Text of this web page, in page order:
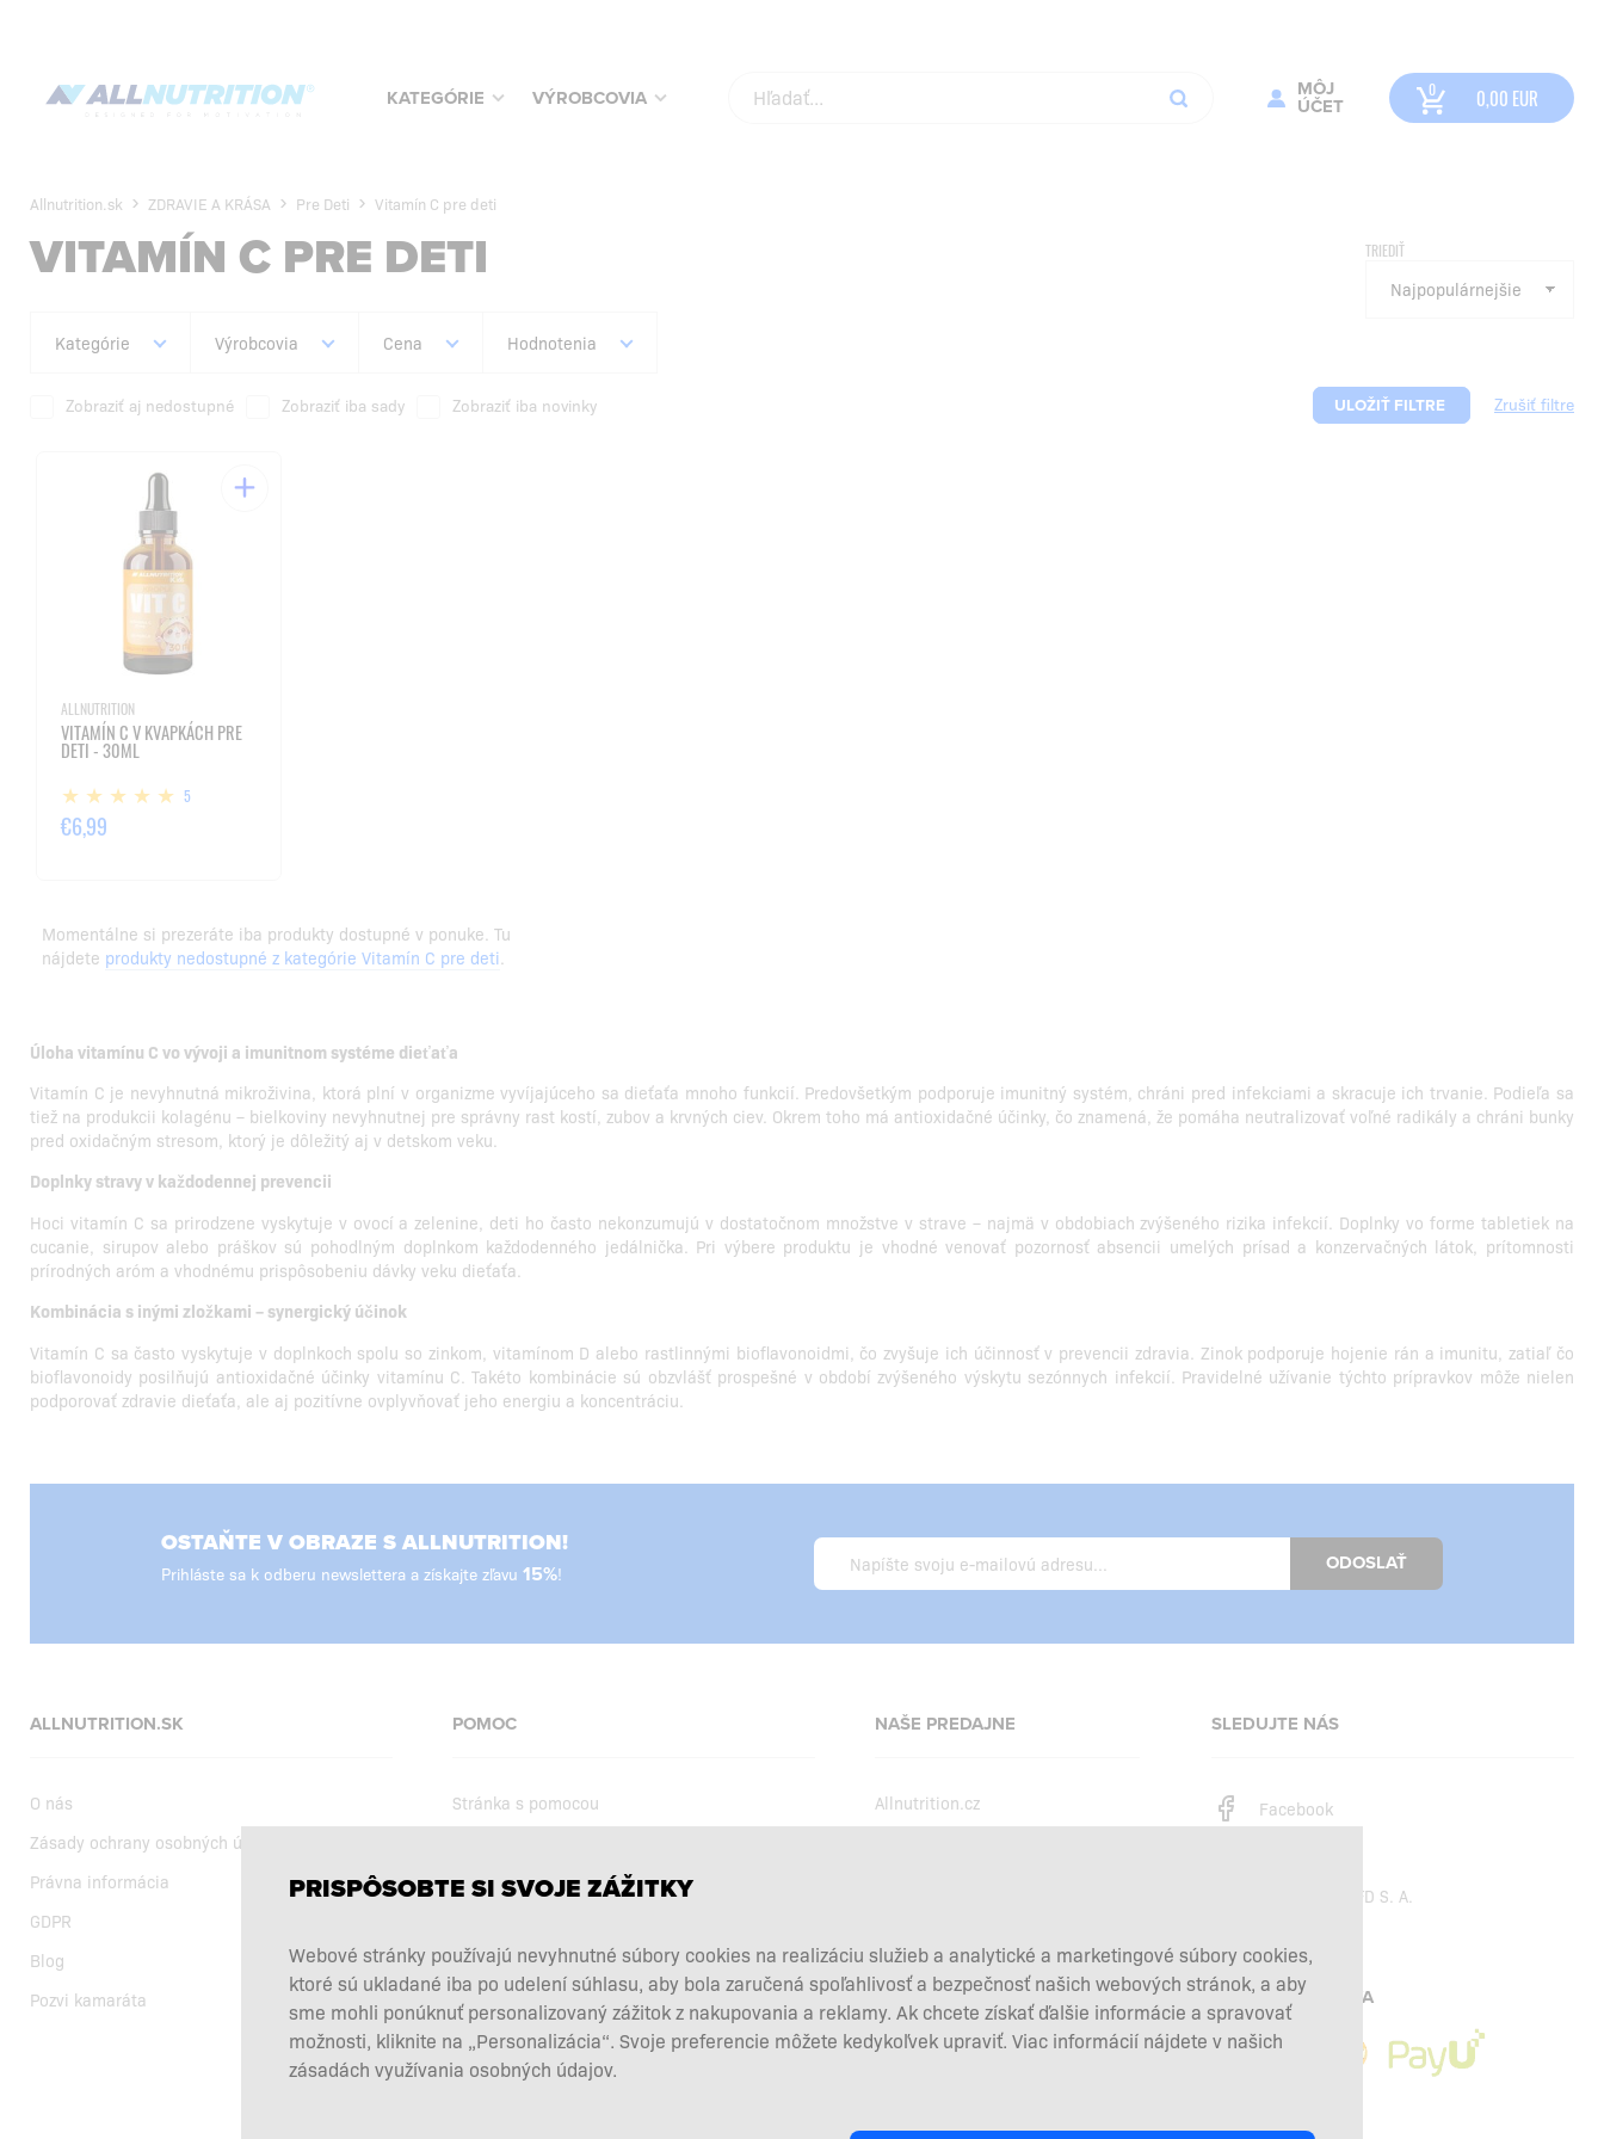
KATEGÓRIE VÝROBCOVIA
MÔJ
ÚČET
0,00 EUR
Allnutrition.sk ZDRAVIE A KRÁSA Pre Deti Vitamín C pre deti
VITAMÍN C PRE DETI TRIEDIŤ
Kategórie Výrobcovia Cena Hodnotenia
Zobraziť aj nedostupné Zobraziť iba sady Zobraziť iba novinky ULOŽIŤ FILTRE
ALLNUTRITION
VITAMÍN C V KVAPKÁCH PRE
DETI - 30ML
5
€6,99
Momentálne si prezeráte iba produkty dostupné v ponuke. Tu
nájdete produkty nedostupné z kategórie Vitamín C pre deti.
Úloha vitamínu C vo vývoji a imunitnom systéme dieťaťa
Vitamín C je nevyhnutná mikroživina, ktorá plní v organizme vyvíjajúceho sa dieťaťa mnoho funkcií. Predovšetkým podporuje imunitný systém, chráni pred infekciami a skracuje ich trvanie. Podieľa sa
tiež na produkcii kolagénu – bielkoviny nevyhnutnej pre správny rast kostí, zubov a krvných ciev. Okrem toho má antioxidačné účinky, čo znamená, že pomáha neutralizovať voľné radikály a chráni bunky
pred oxidačným stresom, ktorý je dôležitý aj v detskom veku.
Doplnky stravy v každodennej prevencii
Hoci vitamín C sa prirodzene vyskytuje v ovocí a zelenine, deti ho často nekonzumujú v dostatočnom množstve v strave – najmä v obdobiach zvýšeného rizika infekcií. Doplnky vo forme tabletiek na
cucanie, sirupov alebo práškov sú pohodlným doplnkom každodenného jedálnička. Pri výbere produktu je vhodné venovať pozornosť absencii umelých prísad a konzervačných látok, prítomnosti
prírodných aróm a vhodnému prispôsobeniu dávky veku dieťaťa.
Kombinácia s inými zložkami – synergický účinok
Vitamín C sa často vyskytuje v doplnkoch spolu so zinkom, vitamínom D alebo rastlinnými bioflavonoidmi, čo zvyšuje ich účinnosť v prevencii zdravia. Zinok podporuje hojenie rán a imunitu, zatiaľ čo
bioflavonoidy posilňujú antioxidačné účinky vitamínu C. Takéto kombinácie sú obzvlášť prospešné v období zvýšeného výskytu sezónnych infekcií. Pravidelné užívanie týchto prípravkov môže nielen
podporovať zdravie dieťaťa, ale aj pozitívne ovplyvňovať jeho energiu a koncentráciu.
OSTAŇTE V OBRAZE S ALLNUTRITION!
Prihláste sa k odberu newslettera a získajte zľavu 15%! ODOSLAŤ
ALLNUTRITION.SK
O nás
Zásady ochrany osobných údajov
Právna informácia
GDPR
Blog
Pozvi kamaráta
POMOC
Stránka s pomocou
Nákupné podmienky
Výber výživových doplnkov
Reklamácie a vrátenie tovaru
Odstúpiť od zmluvy tu
Kontakty
NAŠE PREDAJNE
Allnutrition.cz
Allnutrition.co.uk
Allnutrition.de
SLEDUJTE NÁS
Facebook
SFD S. A.
PLATBY SPRACÚVA
PRISPÔSOBTE SI SVOJE ZÁŽITKY
Webové stránky používajú nevyhnutné súbory cookies na realizáciu služieb a analytické a marketingové súbory cookies,
ktoré sú ukladané iba po udelení súhlasu, aby bola zaručená spoľahlivosť a bezpečnosť našich webových stránok, a aby
sme mohli ponúknuť personalizovaný zážitok z nakupovania a reklamy. Ak chcete získať ďalšie informácie a spravovať
možnosti, kliknite na „Personalizácia“. Svoje preferencie môžete kedykoľvek upraviť. Viac informácií nájdete v našich
zásadách využívania osobných údajov.